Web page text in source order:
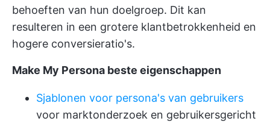
behoeften van hun doelgroep. Dit kan
resulteren in een grotere klantbetrokkenheid en
hogere conversieratio's.
Make My Persona beste eigenschappen
Sjablonen voor persona's van gebruikers
voor marktonderzoek en gebruikersgericht